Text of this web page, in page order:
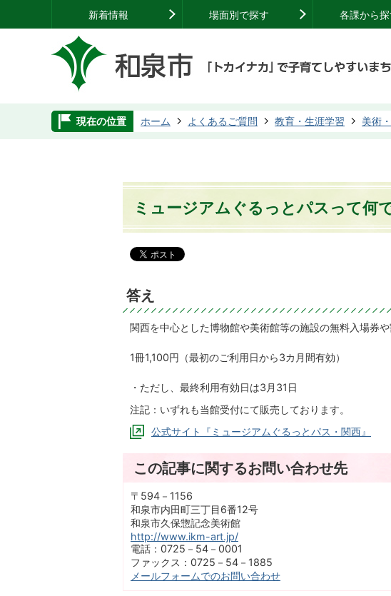
新着情報 場面別で探す 各課から探
現在の位置 ホーム よくあるご質問 教育・生涯学習 美術
ミュージアムぐるっとパスって何
答え
関西を中心とした博物館や美術館等の施設の無料入場券
1冊1,100円（最初のご利用日から3カ月間有効）
・ただし、最終利用有効日は3月31日
注記：いずれも当館受付にて販売しております。
公式サイト『ミュージアムぐるっとパス・関西』
この記事に関するお問い合わせ先
〒594－1156
和泉市内田町三丁目6番12号
和泉市久保惣記念美術館
http://www.ikm-art.jp/
電話：0725－54－0001
ファックス：0725－54－1885
メールフォームでのお問い合わせ